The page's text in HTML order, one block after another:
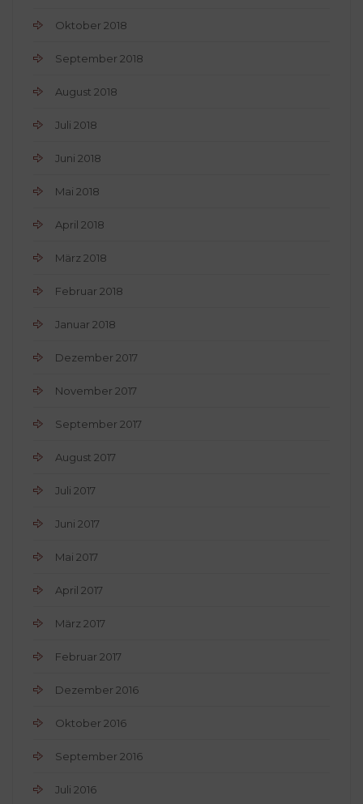
Oktober 2018
September 2018
August 2018
Juli 2018
Juni 2018
Mai 2018
April 2018
März 2018
Februar 2018
Januar 2018
Dezember 2017
November 2017
September 2017
August 2017
Juli 2017
Juni 2017
Mai 2017
April 2017
März 2017
Februar 2017
Dezember 2016
Oktober 2016
September 2016
Juli 2016